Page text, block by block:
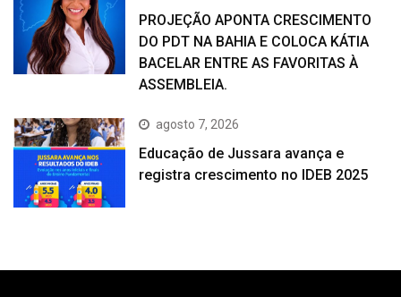
PROJEÇÃO APONTA CRESCIMENTO
DO PDT NA BAHIA E COLOCA KÁTIA
BACELAR ENTRE AS FAVORITAS À
ASSEMBLEIA.
agosto 7, 2026
Educação de Jussara avança e
registra crescimento no IDEB 2025